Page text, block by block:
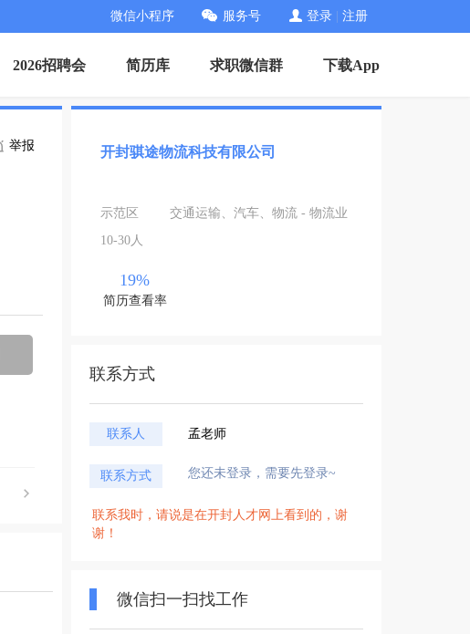
微信小程序 服务号 登录 注册
2026招聘会 简历库 求职微信群 下载App
举报 开封骐途物流科技有限公司
示范区
交通运输、汽车、物流 - 物流业
10-30人
19%
简历查看率
联系方式
联系人 孟老师
联系方式 您还未登录，需要先登录~
联系我时，请说是在开封人才网上看到的，谢
谢！
微信扫一扫找工作